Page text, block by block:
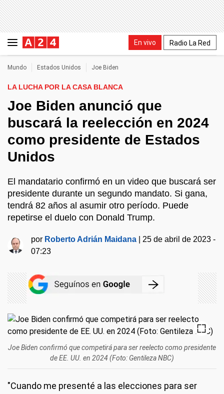
En vivo Radio La Red
Mundo Estados Unidos Joe Biden
LA LUCHA POR LA CASA BLANCA
Joe Biden anunció que
buscará la reelección en 2024
como presidente de Estados
Unidos
El mandatario confirmó en un video que buscará ser
presidente durante un segundo mandato. Si gana,
tendrá 82 años al asumir otro período. Puede
repetirse el duelo con Donald Trump.
por Roberto Adrián Maidana
25 de abril de 2023 -
07:23
Joe Biden confirmó que competirá para ser reelecto como presidente
de EE. UU. en 2024 (Foto: Gentileza NBC)
"Cuando me presenté a las elecciones para ser